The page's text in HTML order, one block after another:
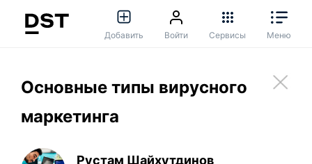
Добавить Войти Сервисы Меню
Основные типы вирусного
маркетинга
Рустам Шайхутдинов